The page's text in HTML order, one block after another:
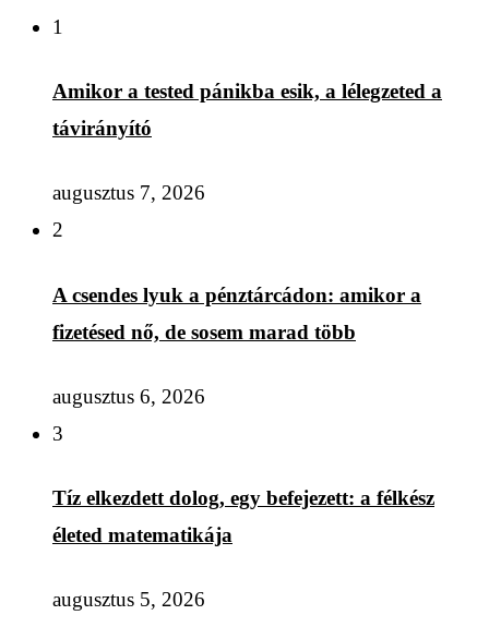
1
Amikor a tested pánikba esik, a lélegzeted a
távirányító
augusztus 7, 2026
2
A csendes lyuk a pénztárcádon: amikor a
fizetésed nő, de sosem marad több
augusztus 6, 2026
3
Tíz elkezdett dolog, egy befejezett: a félkész
életed matematikája
augusztus 5, 2026